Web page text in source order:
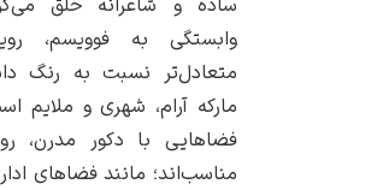
ساده و شاعرانه خلق می‌کرد. او با وجود
وابستگی به فوویسم، رویکردی آرام‌تر و
متعادل‌تر نسبت به رنگ داشت. فضای آثار
مارکه آرام، شهری و ملایم است. این آثار برای
فضاهایی با دکور مدرن، روشن یا مینیمال
مناسب‌اند؛ مانند فضاهای اداری خلاق، اتاق‌های